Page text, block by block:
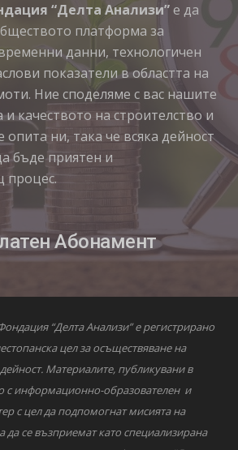
“Делта Анализи”е да
платформа за
данни, технологичен
показатели в областта на
Ние споделяме с вас нашите
и качеството на строителство и
опита ни, така че всяка дейност
бъде приятен и
процес.
Абонамент
“Делта Анализи” е регистрирано
цел за осъществяване на
Материалите, публикувани в
с информационно-образователен и
с цел да подпомогнат мисията на
да се възприемат като специализирана